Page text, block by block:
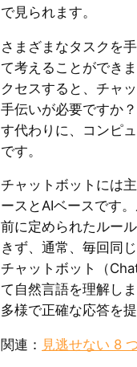
で見られます。
さまざまなタスクを
て考えることができ
クセスすると、チャ
手伝いが必要ですか
す代わりに、コンピ
です。
チャットボットには
ースとAIベースです
前に定められたルー
きず、通常、毎回同
チャットボット（
て自然言語を理解し
多様で正確な応答を
関連： 見逃せない 8